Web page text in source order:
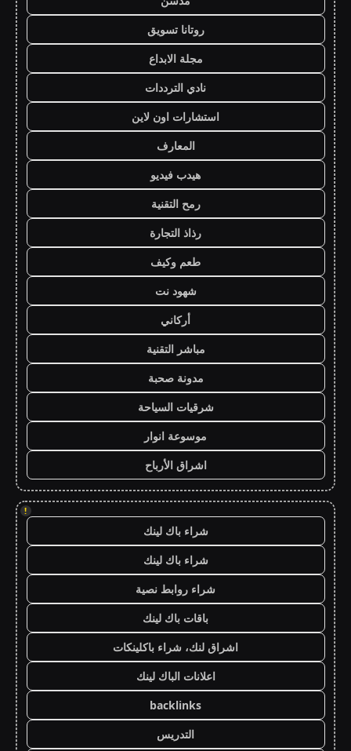
روتانا تسويق
مجلة الابداع
نادي الترددات
استشارات اون لاين
المعارف
هيدب فيديو
رمح التقنية
رذاذ التجارة
طعم وكيف
شهود نت
أركاني
مباشر التقنية
مدونة صحبة
شرقيات السياحة
موسوعة انوار
اشراق الأرباح
!
شراء باك لينك
شراء باك لينك
شراء روابط نصية
باقات باك لينك
اشراق لنك، شراء باكلينكات
اعلانات الباك لينك
backlinks
التدريس